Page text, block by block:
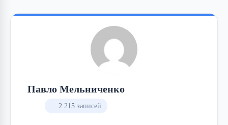
Павло Мельниченко
2 215 записей